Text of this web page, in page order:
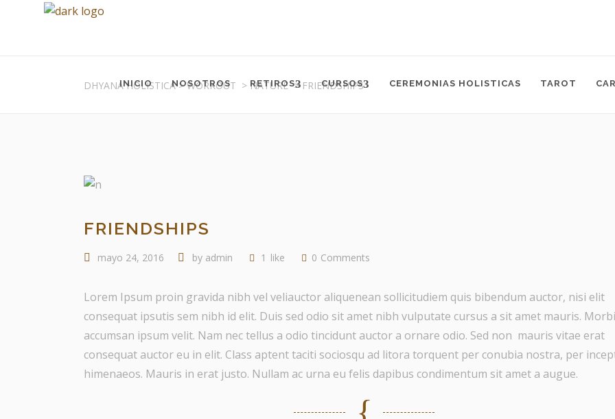
INICIO NOSOTROS RETIROS CURSOS CEREMONIAS HOLISTICAS TAROT
DHYANA HOLISTICA>WORKOUT > NATURE > FRIENDSHIPS
FRIENDSHIPS
mayo 24, 2016 by admin 1 like 0 Comments
Lorem Ipsum proin gravida nibh vel veliauctor aliquenean sollicitudiem quis bibendum auctor, nisi elit
consequat ipsutis sem nibh id elit. Duis sed odio sit amet nibh vulputate cursus a sit amet mauris. Morbi
accumsan ipsum velit. Nam nec tellus a odio tincidunt auctor a ornare odio. Sed non mauris vitae erat
consequat auctor eu in elit. Class aptent taciti sociosqu ad litora torquent per conubia nostra, per
himenaeos. Mauris in erat justo. Nullam ac urna eu felis dapibus condimentum sit amet a augue.